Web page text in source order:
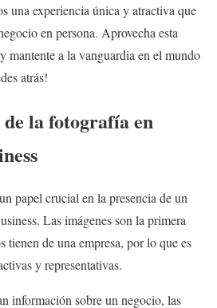
una experiencia única y atractiva que
en persona. Aprovecha esta
mantente a la vanguardia en el mundo
atrás!
la fotografía en
papel crucial en la presencia de un
Las imágenes son la primera
tienen de una empresa, por lo que es
y representativas.
información sobre un negocio, las